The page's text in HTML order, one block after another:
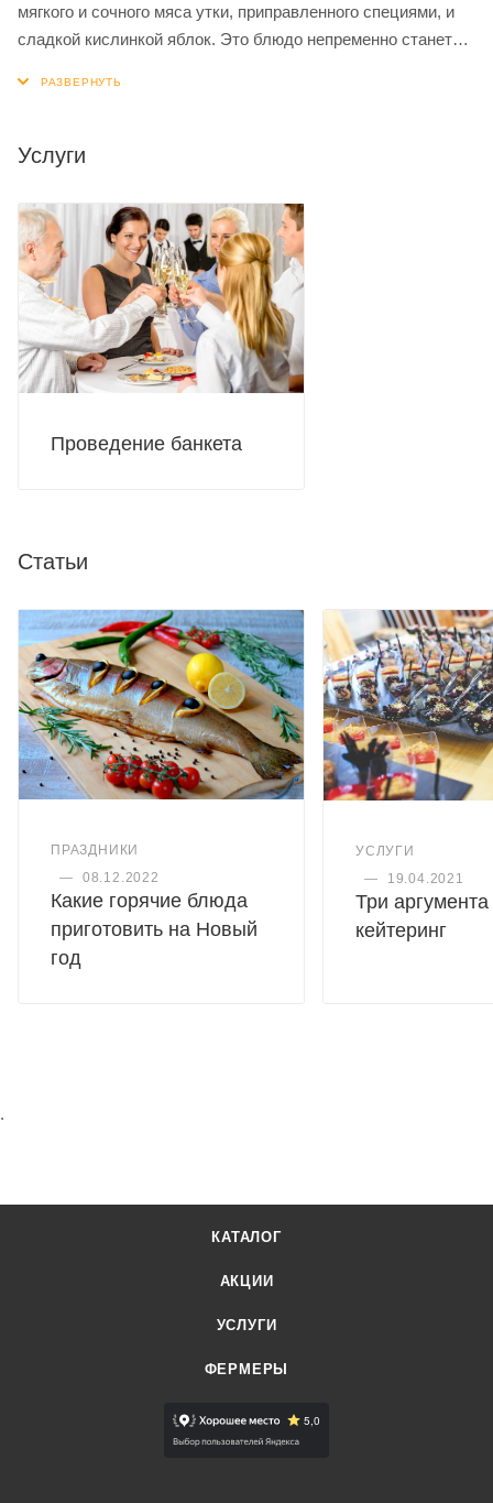
мягкого и сочного мяса утки, приправленного специями, и
сладкой кислинкой яблок. Это блюдо непременно станет
Услуги
Проведение банкета
Статьи
ПРАЗДНИКИ
—
08.12.2022
Какие горячие блюда
приготовить на Новый
год
УСЛУГИ
—
19.04.2021
Три аргумента
кейтеринг
.
КАТАЛОГ
АКЦИИ
УСЛУГИ
ФЕРМЕРЫ